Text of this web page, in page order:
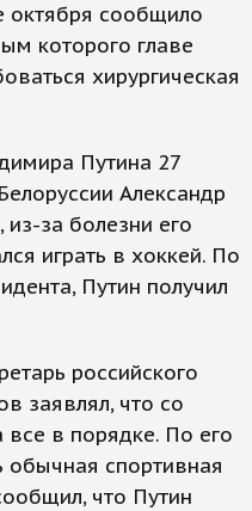
октября сообщило
которого главе
хирургическая
Путина 27
Александр
за болезни его
играть в хоккей. По
Путин получил
российского
заявлял, что со
все в порядке. По его
обычная спортивная
что Путин